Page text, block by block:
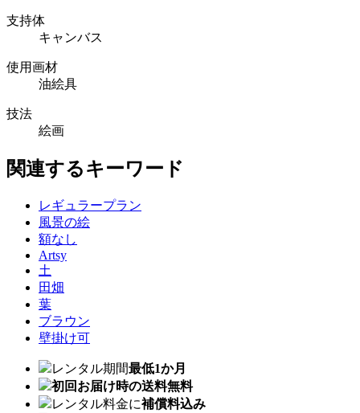
支持体
キャンバス
使用画材
油絵具
技法
絵画
関連するキーワード
レギュラープラン
風景の絵
額なし
Artsy
土
田畑
葉
ブラウン
壁掛け可
レンタル期間最低1か月
初回お届け時の送料無料
レンタル料金に補償料込み